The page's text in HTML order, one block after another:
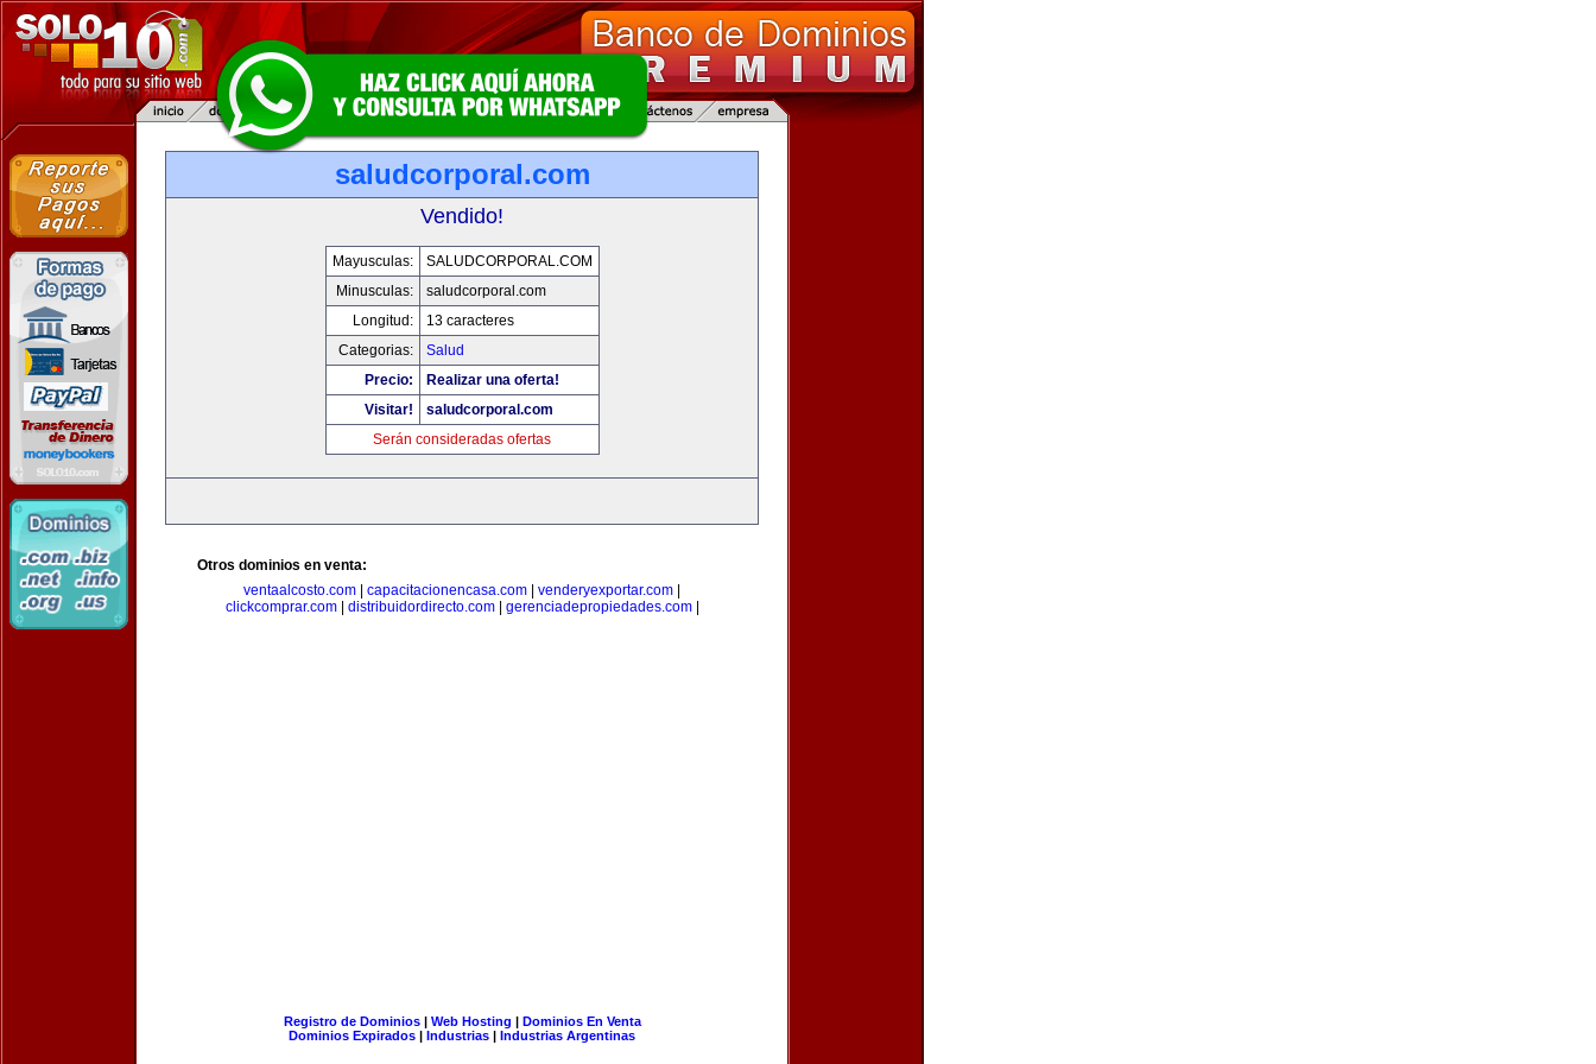
saludcorporal.com
Vendido!
Mayusculas:
SALUDCORPORAL.COM
Minusculas:
saludcorporal.com
Longitud:
13 caracteres
Categorias:
Salud
Precio:
Realizar una oferta!
Visitar!
saludcorporal.com
Serán consideradas ofertas
Otros dominios en venta:
ventaalcosto.com
capacitacionencasa.com venderyexportar.com
clickcomprar.com| distribuidordirecto.com| gerenciadepropiedades.com|
Registro de Dominios| Web Hosting | Dominios En Venta
Dominios Expirados | Industrias | Industrias Argentinas